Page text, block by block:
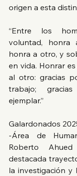
origen a esta
“Entre los
voluntad, honra
honra a otro, y
en vida. Honrar
al otro: gracias
trabajo;
ejemplar.”
Galardonados
-Área de
Roberto
destacada
la investigación y